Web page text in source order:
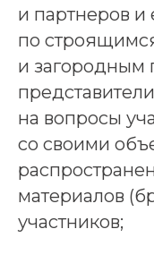
и партнеров и
по
и загородным
на вопросы
со своими
материалов
участников;